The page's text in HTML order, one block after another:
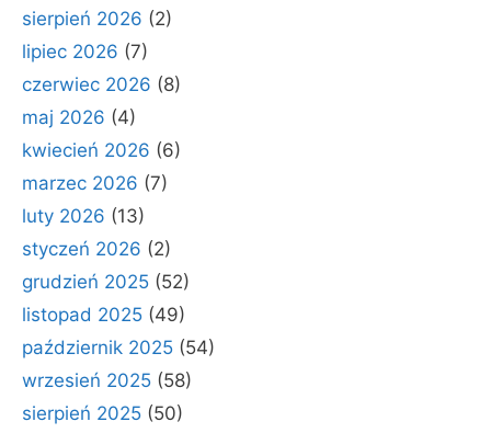
sierpień 2026 (2)
lipiec 2026 (7)
czerwiec 2026 (8)
maj 2026 (4)
kwiecień 2026 (6)
marzec 2026 (7)
luty 2026 (13)
styczeń 2026 (2)
grudzień 2025 (52)
listopad 2025 (49)
październik 2025 (54)
wrzesień 2025 (58)
sierpień 2025 (50)